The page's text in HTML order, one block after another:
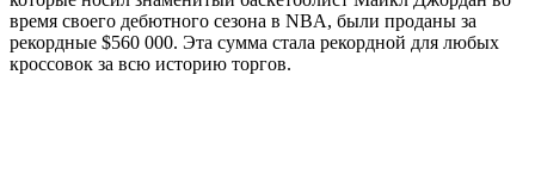
время своего дебютного сезона в NBA, были проданы за
рекордные $560 000. Эта сумма стала рекордной для любых
кроссовок за всю историю торгов.